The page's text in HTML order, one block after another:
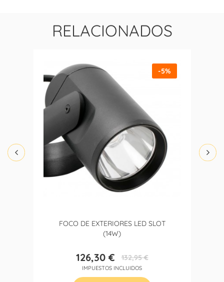
RELACIONADOS
FOCO DE EXTERIORES LED SLOT
(14W)
Precio
126,30 €Precio
base
132,95 €
IMPUESTOS INCLUIDOS
-5%